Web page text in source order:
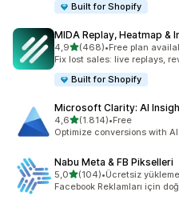
Built for Shopify
MIDA Replay, Heatmap &
4,95 yıldız üzerinden
(468)
toplam 468 değerlendirme
•Free plan
Fix lost sales: live replays,
Built for Shopify
Microsoft Clarity: AI
4,65 yıldız üzerinden
(1.814)
toplam 1814 değerlendirme
•Free
Optimize conversions with
Nabu Meta & FB Pikselleri
5,05 yıldız üzerinden
(104)
toplam 104 değerlendirme
•Ücretsiz yükleme
Facebook Reklamları için